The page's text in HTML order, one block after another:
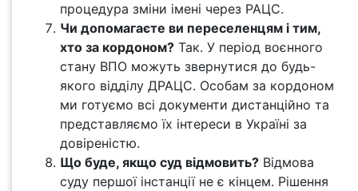
процедура зміни імені через РАЦС.
Чи допомагаєте ви переселенцям і тим,
хто за кордоном? Так. У період воєнного
стану ВПО можуть звернутися до будь-
якого відділу ДРАЦС. Особам за кордоном
ми готуємо всі документи дистанційно та
представляємо їх інтереси в Україні за
довіреністю.
Що буде, якщо суд відмовить? Відмова
суду першої інстанції не є кінцем. Рішення